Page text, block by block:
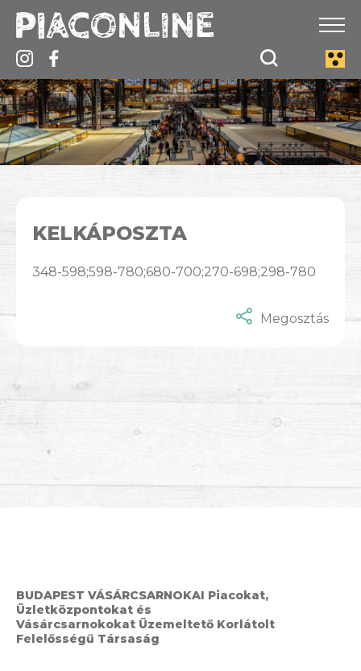
KELKÁPOSZTA
348-598;598-780;680-700;270-698;298-780
Megosztás
BUDAPEST VÁSÁRCSARNOKAI Piacokat,
Üzletközpontokat és
Vásárcsarnokokat Üzemeltető Korlátolt
Felelősségű Társaság